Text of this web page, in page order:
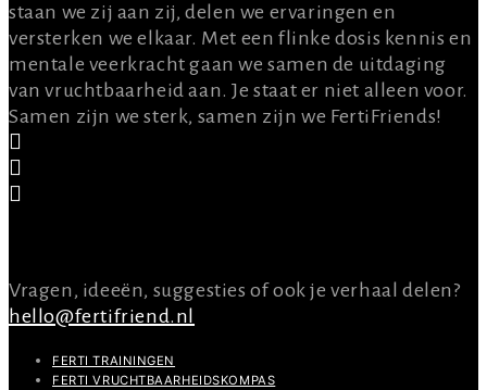
staan we zij aan zij, delen we ervaringen en
versterken we elkaar. Met een flinke dosis kennis en
mentale veerkracht gaan we samen de uitdaging
van vruchtbaarheid aan. Je staat er niet alleen voor.
Samen zijn we sterk, samen zijn we FertiFriends!
Vragen, ideeën, suggesties of ook je verhaal delen?
hello@fertifriend.nl
FERTI TRAININGEN
FERTI VRUCHTBAARHEIDSKOMPAS